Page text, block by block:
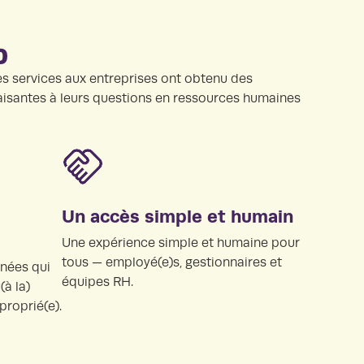
services aux entreprises ont obtenu des
à leurs questions en ressources humaines
qui
la)
Un accès simple et humain
Une expérience simple et humaine pour
tous — employé(e)s, gestionnaires et
équipes RH.